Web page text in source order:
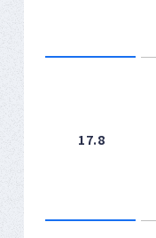
17.8